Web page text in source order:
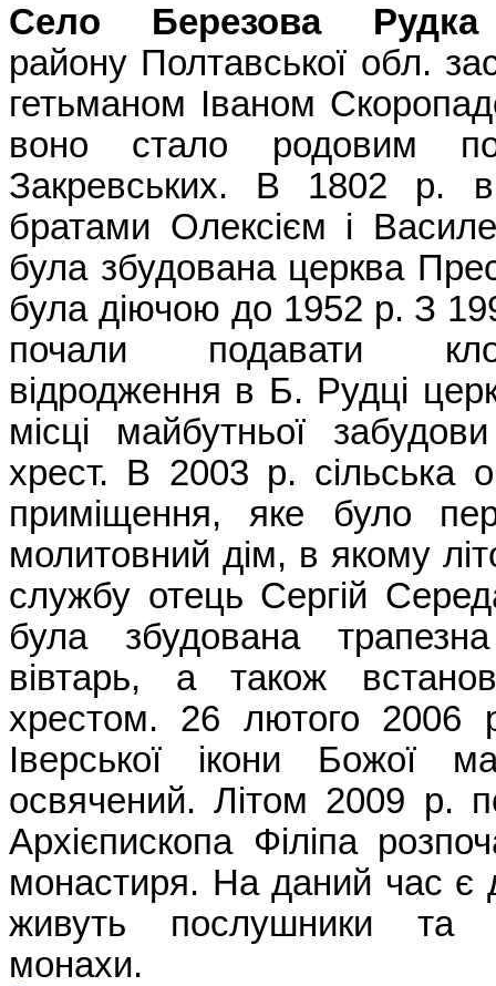
Село Березова Рудка
району Полтавської обл.
гетьманом Іваном
воно стало родовим
Закревських. В 1802 р.
братами Олексієм і
була збудована церква
була діючою до 1952 р. З
почали подавати
відродження в Б. Рудці
місці майбутньої
хрест. В 2003 р. сільська
приміщення, яке було
молитовний дім, в якому
службу отець Сергій
була збудована
вівтарь, а також
хрестом. 26 лютого 2006
Іверської ікони Божої
освячений. Літом 2009 р.
Архієпископа Філіпа
монастиря. На даний час є
живуть послушники та
монахи.